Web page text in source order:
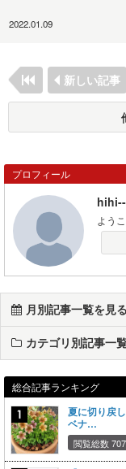
2022.01.09
新しい記事
プロフィール
よう
月別記事一覧を見る
カテゴリ別記事一
総合記事ランキング
夏に切り戻
ベナ…
閲覧総数